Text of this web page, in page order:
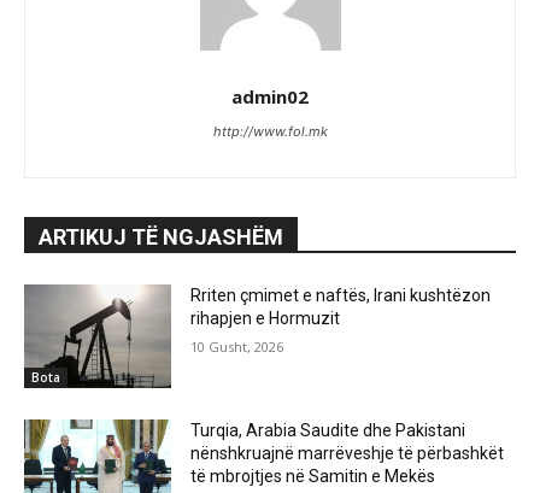
admin02
http://www.fol.mk
ARTIKUJ TË NGJASHËM
Bota
Rriten çmimet e naftës, Irani kushtëzon
rihapjen e Hormuzit
10 Gusht, 2026
Turqia, Arabia Saudite dhe Pakistani
nënshkruajnë marrëveshje të përbashkët
të mbrojtjes në Samitin e Mekës